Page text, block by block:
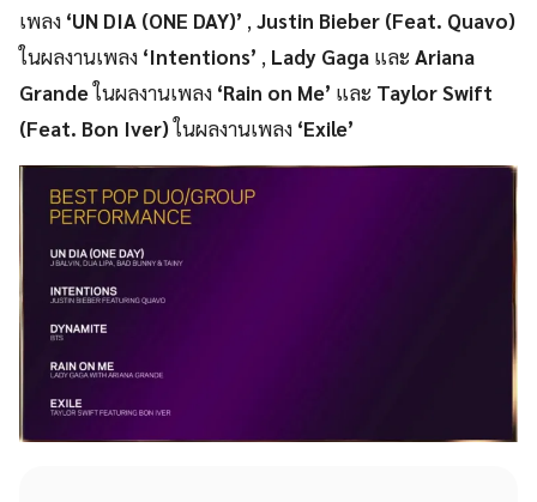
เพลง ‘UN DIA (ONE DAY)’ , Justin Bieber (Feat. Quavo)
ในผลงานเพลง ‘Intentions’ , Lady Gaga และ Ariana
Grandeในผลงานเพลง ‘Rain on Me’ และ Taylor Swift
(Feat. Bon Iver)ในผลงานเพลง ‘Exile’